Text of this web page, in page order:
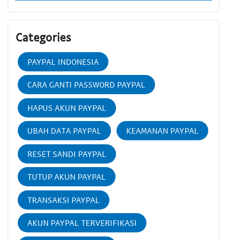
Categories
PAYPAL INDONESIA
CARA GANTI PASSWORD PAYPAL
HAPUS AKUN PAYPAL
UBAH DATA PAYPAL KEAMANAN PAYPAL
RESET SANDI PAYPAL
TUTUP AKUN PAYPAL
TRANSAKSI PAYPAL
AKUN PAYPAL TERVERIFIKASI